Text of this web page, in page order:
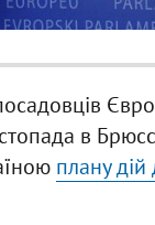
в
плану дій